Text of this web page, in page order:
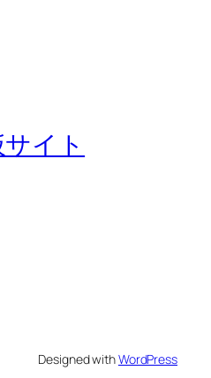
イト
Designed withWordPress